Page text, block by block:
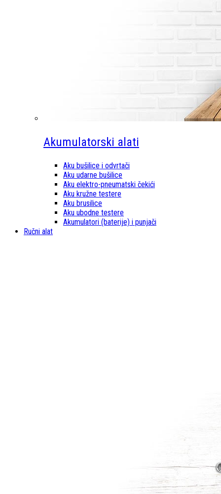
Akumulatorski alati
Aku bušilice i odvrtači
Aku udarne bušilice
Aku elektro-pneumatski čekići
Aku kružne testere
Aku brusilice
Aku ubodne testere
Akumulatori (baterije) i punjači
Ručni alat